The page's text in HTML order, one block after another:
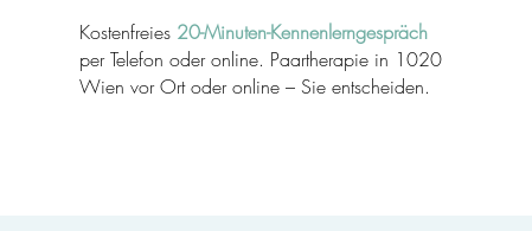
Kostenfreies 20-Minuten-Kennenlerngespräch
per Telefon oder online. Paartherapie in 1020
Wien vor Ort oder online – Sie entscheiden.